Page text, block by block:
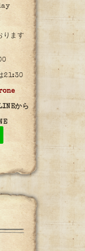
ります
21:30
から